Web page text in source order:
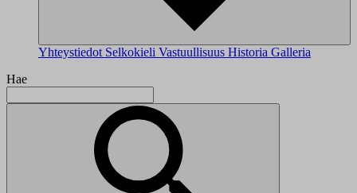
Yhteystiedot Selkokieli Vastuullisuus Historia Galleria
Hae